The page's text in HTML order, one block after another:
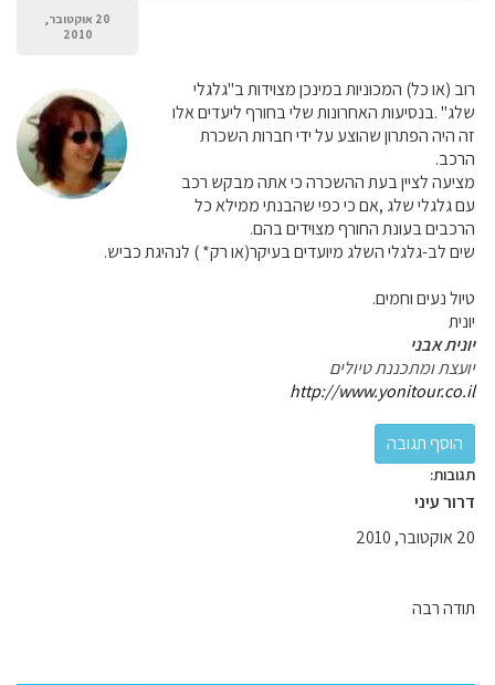
20 אוקטובר,
2010
רוב (או כל) המכוניות במינכן מצוידות ב"גלגלי
שלג" .בנסיעות האחרונות שלי בחורף ליעדים אלו
זה היה הפתרון שהוצע על ידי חברות השכרת
הרכב.
מציעה לציין בעת ההשכרה כי אתה מבקש רכב
עם גלגלי שלג ,אם כי כפי שהבנתי ממילא כל
הרכבים בעונת החורף מצוידים בהם.
שים לב-גלגלי השלג מיועדים בעיקר(או רק* ) לנהיגת כביש.
טיול נעים וחמים.
יונית
יונית אבני
יועצת ומתכננת טיולים
http://www.yonitour.co.il
תגובות:
דרור עיני
20 אוקטובר, 2010
תודה רבה